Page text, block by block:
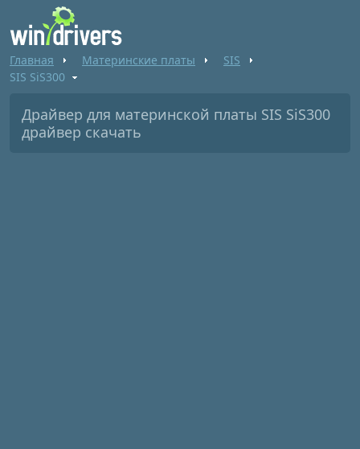
Главная Материнские платы
SIS
SIS SiS300
Драйвер для материнской платы SIS SiS300
драйвер скачать